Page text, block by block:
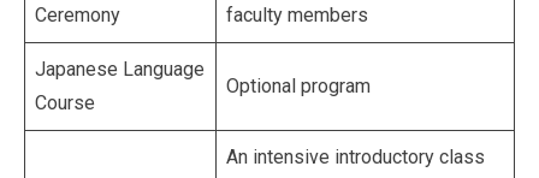
Ceremony
faculty members
Japanese Language
Course
Optional program
An intensive introductory class